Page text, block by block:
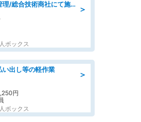
＞
工事・土木施工管理/総合技術商社にて施工管理のお仕事/即日勤務可/車通勤可/工事・土木施工管理/生産・品質管理
ボックス
＞
い出し等の軽作業
円
ボックス